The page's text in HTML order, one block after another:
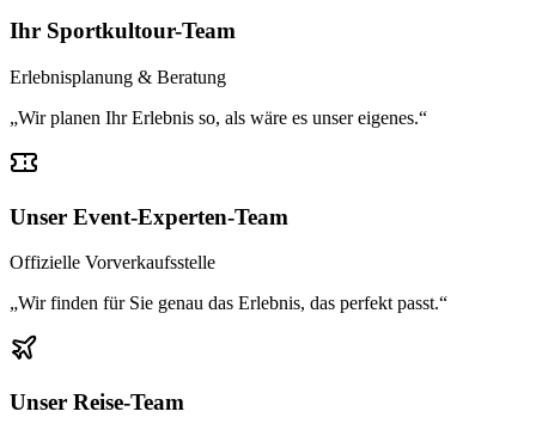
Ihr Sportkultour-Team
Erlebnisplanung & Beratung
„Wir planen Ihr Erlebnis so, als wäre es unser eigenes.“
Unser Event-Experten-Team
Offizielle Vorverkaufsstelle
„Wir finden für Sie genau das Erlebnis, das perfekt passt.“
Unser Reise-Team